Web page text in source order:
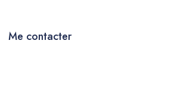
Me contacter